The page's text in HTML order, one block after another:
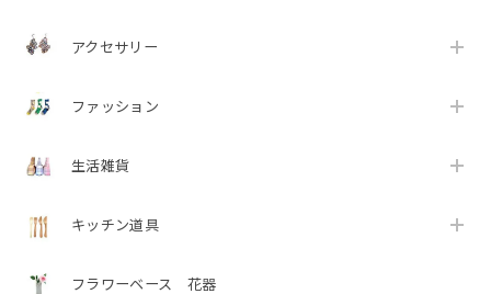
アクセサリー
ファッション
生活雑貨
キッチン道具
フラワーベース 花器